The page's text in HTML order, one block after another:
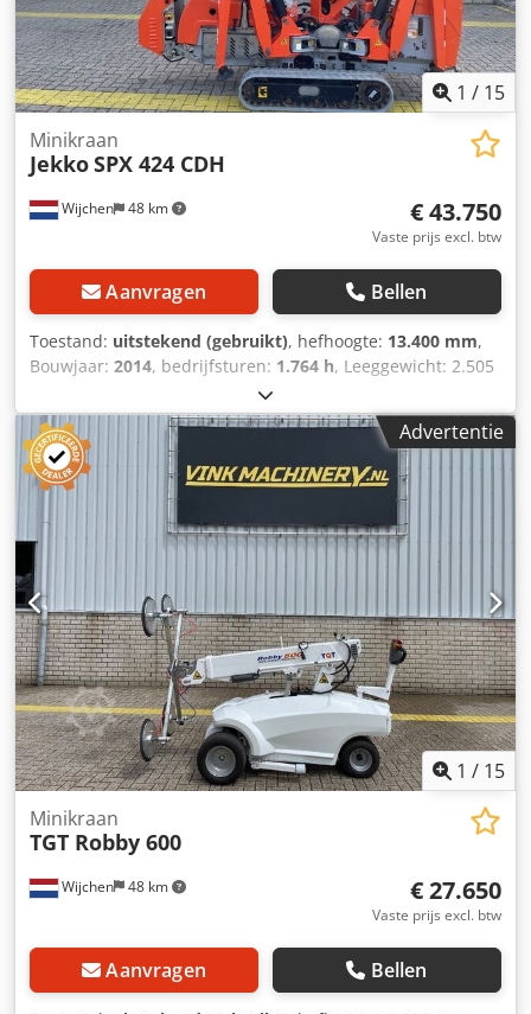
1 / 15
Wijchen 48 km
Minikraan
JekkoSPX 424 CDH
€ 43.750
Vaste prijs excl. btw
Aanvragen Bellen
Toestand: uitstekend (gebruikt), hefhoogte: 13.400 mm,
Bouwjaar: 2014, bedrijfsturen: 1.764 h, Leeggewicht: 2.505
kg Afmetingen laadruimte: 315 x 78 x 188 cm CE-
markering: ja Technische staat: zeer goed Optische staat:
zeer goed Leveringsvoorwaarden: EXW Laatste inspectie:
16-09-2025 Land van productie: IT Neem contact op met
Vink Machinery voor meer informatie. = Verdere opties en
accessoires = - Stempelpoten Dcsdpfxjzcmt Uj Ac Uok =
Opmerkingen = Jekko SPX 424 CDH * Bouwjaar: 2014 *
1.764 bedrijfsuren * Diesel aandrijving (400 V) *
Werkhoogte: 13,4 m * Horizontaal bereik: 10,8 m *
Hefvermogen: 2.400 kg * Eigen gewicht: 2.505 kg *
Afstandsbediening * TÜV geldig tot september 2026 *
Inclusief documentatie
Advertentie
1 / 15
Wijchen 48 km
Minikraan
TGT Robby 600
€ 27.650
Vaste prijs excl. btw
Aanvragen Bellen